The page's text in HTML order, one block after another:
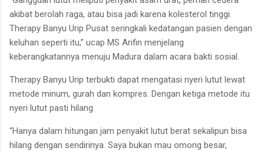
akibat berolah raga, atau bisa jadi karena kolesterol tinggi.
Therapy Banyu Urip Pusat seringkali kedatangan pasien dengan
keluhan seperti itu,” ucap MS Arifin menjelang
keberangkatannya menuju Madura dalam acara bakti sosial.
Therapy Banyu Urip terbukti dapat mengatasi nyeri lutut lewat
metode minum, gurah dan kompres. Dengan ketiga metode itu
nyeri lutut pasti hilang.
“Hanya dalam hitungan jam penyakit lutut berat sekalipun bisa
hilang dengan sendirinya. Saya bukan mau omong besar,